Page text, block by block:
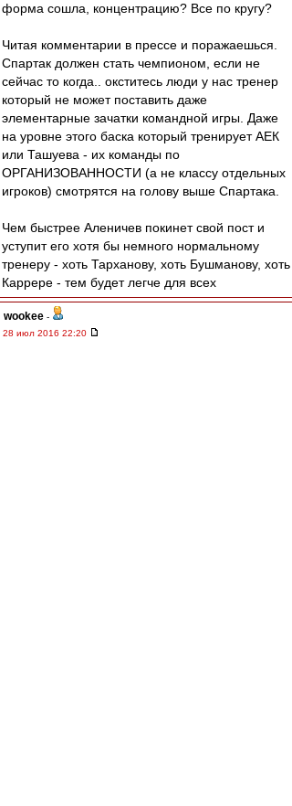
форма сошла, концентрацию? Все по кругу?
Читая комментарии в прессе и поражаешься.
Спартак должен стать чемпионом, если не
сейчас то когда.. окститесь люди у нас тренер
который не может поставить даже
элементарные зачатки командной игры. Даже
на уровне этого баска который тренирует АЕК
или Ташуева - их команды по
ОРГАНИЗОВАННОСТИ (а не классу отдельных
игроков) смотрятся на голову выше Спартака.
Чем быстрее Аленичев покинет свой пост и
уступит его хотя бы немного нормальному
тренеру - хоть Тарханову, хоть Бушманову, хоть
Каррере - тем будет легче для всех
wookee -
28 июл 2016 22:20